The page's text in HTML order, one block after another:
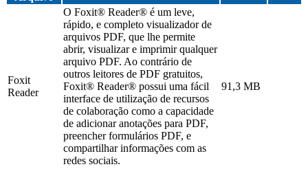
Foxit
Reader
O Foxit® Reader® é um leve,
rápido, e completo visualizador de
arquivos PDF, que lhe permite
abrir, visualizar e imprimir qualquer
arquivo PDF. Ao contrário de
outros leitores de PDF gratuitos,
Foxit® Reader® possui uma fácil
interface de utilização de recursos
de colaboração como a capacidade
de adicionar anotações para PDF,
preencher formulários PDF, e
compartilhar informações com as
redes sociais.
91,3 MB